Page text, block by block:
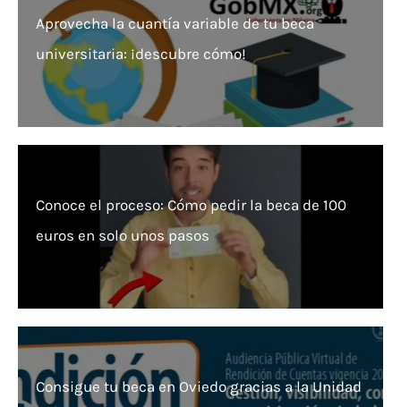
Aprovecha la cuantía variable de tu beca
universitaria: ¡descubre cómo!
Conoce el proceso: Cómo pedir la beca de 100
euros en solo unos pasos
Consigue tu beca en Oviedo gracias a la Unidad